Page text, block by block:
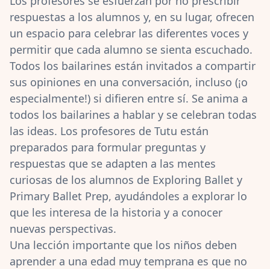
respuestas a los alumnos y, en su lugar, ofrecen
un espacio para celebrar las diferentes voces y
permitir que cada alumno se sienta escuchado.
Todos los bailarines están invitados a compartir
sus opiniones en una conversación, incluso (¡o
especialmente!) si difieren entre sí. Se anima a
todos los bailarines a hablar y se celebran todas
las ideas. Los profesores de Tutu están
preparados para formular preguntas y
respuestas que se adapten a las mentes
curiosas de los alumnos de Exploring Ballet y
Primary Ballet Prep, ayudándoles a explorar lo
que les interesa de la historia y a conocer
nuevas perspectivas.
Una lección importante que los niños deben
aprender a una edad muy temprana es que no